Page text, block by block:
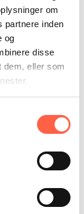
om
partnere inden
og
disse
dem, eller som